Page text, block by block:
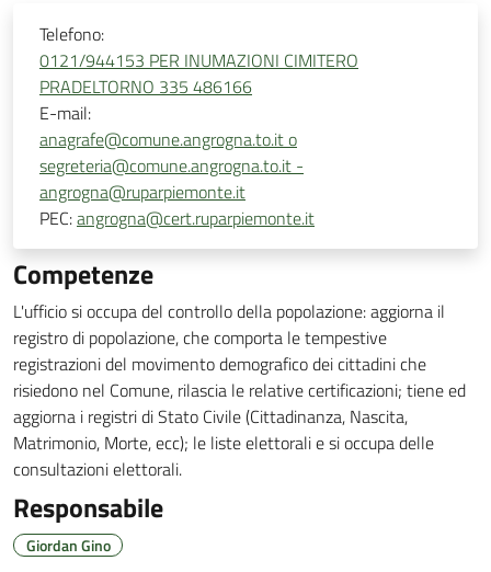
Telefono:
0121/944153 PER INUMAZIONI CIMITERO
PRADELTORNO 335 486166
E-mail:
anagrafe@comune.angrogna.to.it o
segreteria@comune.angrogna.to.it -
angrogna@ruparpiemonte.it
PEC:angrogna@cert.ruparpiemonte.it
Competenze
L'ufficio si occupa del controllo della popolazione: aggiorna il
registro di popolazione, che comporta le tempestive
registrazioni del movimento demografico dei cittadini che
risiedono nel Comune, rilascia le relative certificazioni; tiene ed
aggiorna i registri di Stato Civile (Cittadinanza, Nascita,
Matrimonio, Morte, ecc); le liste elettorali e si occupa delle
consultazioni elettorali.
Responsabile
Giordan Gino